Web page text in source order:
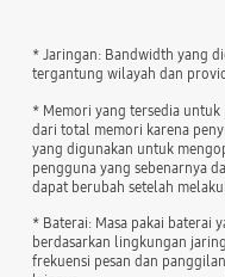
* Jaringan: Bandwidth yang
tergantung wilayah dan
* Memori yang tersedia
dari total memori karena
yang digunakan untuk
pengguna yang sebenarnya
dapat berubah setelah
* Baterai: Masa pakai baterai
berdasarkan lingkungan
frekuensi pesan dan